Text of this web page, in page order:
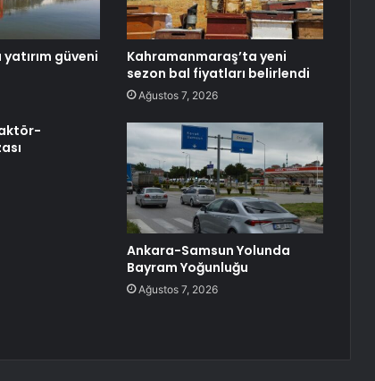
yatırım güveni
Kahramanmaraş’ta yeni
sezon bal fiyatları belirlendi
Ağustos 7, 2026
Ankara-Samsun Yolunda
Bayram Yoğunluğu
Ağustos 7, 2026